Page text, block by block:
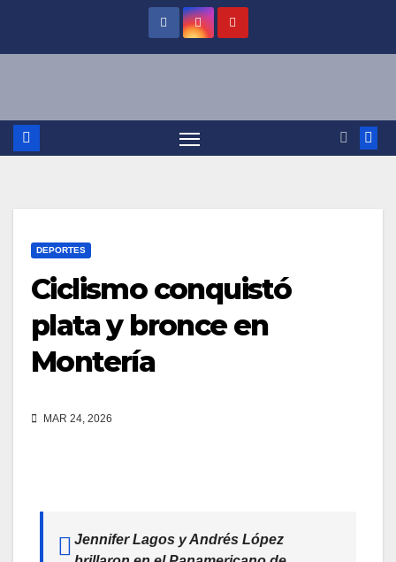
DEPORTES
Ciclismo conquistó
plata y bronce en
Montería
MAR 24, 2026
Jennifer Lagos y Andrés López